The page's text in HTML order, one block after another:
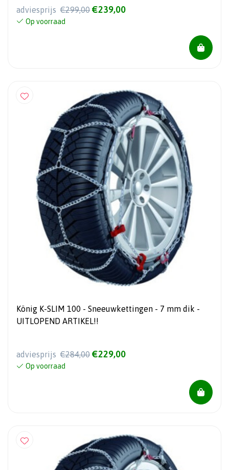
adviesprijs €299,00 €239,00
Op voorraad
König K-SLIM 100 - Sneeuwkettingen - 7 mm dik -
UITLOPEND ARTIKEL!!
adviesprijs €284,00 €229,00
Op voorraad